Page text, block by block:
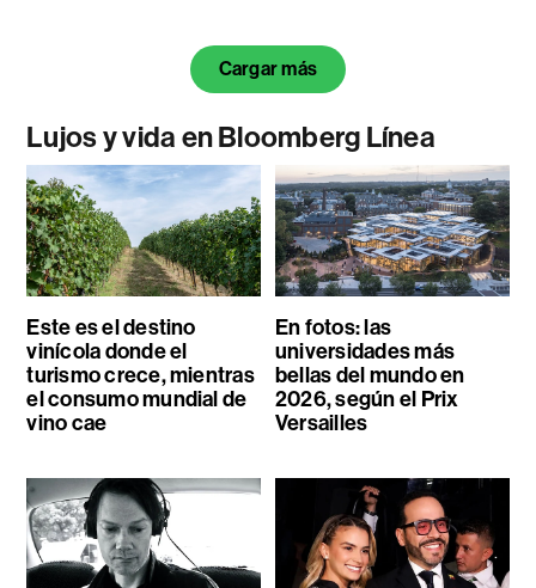
Cargar más
Lujos y vida en Bloomberg Línea
Este es el destino
vinícola donde el
turismo crece, mientras
el consumo mundial de
vino cae
En fotos: las
universidades más
bellas del mundo en
2026, según el Prix
Versailles